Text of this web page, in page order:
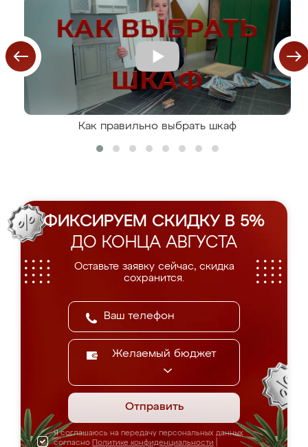
Как правильно выбрать шкаф
ФИКСИРУЕМ СКИДКУ В 5%
ДО КОНЦА АВГУСТА
Оставьте заявку сейчас, скидка
сохранится.
Желаемый бюджет
Отправить
Я соглашаюсь на передачу персональных данных
согласно Политике конфиденциальности